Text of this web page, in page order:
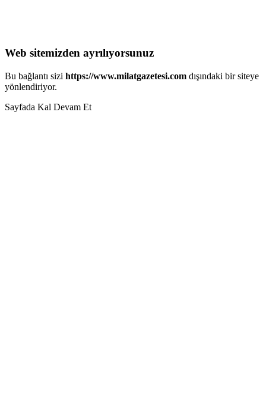
Web sitemizden ayrılıyorsunuz
Bu bağlantı sizi https://www.milatgazetesi.com dışındaki bir siteye
yönlendiriyor.
Sayfada Kal Devam Et